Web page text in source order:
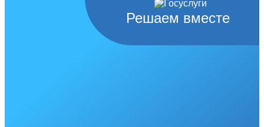
Решаем вместе